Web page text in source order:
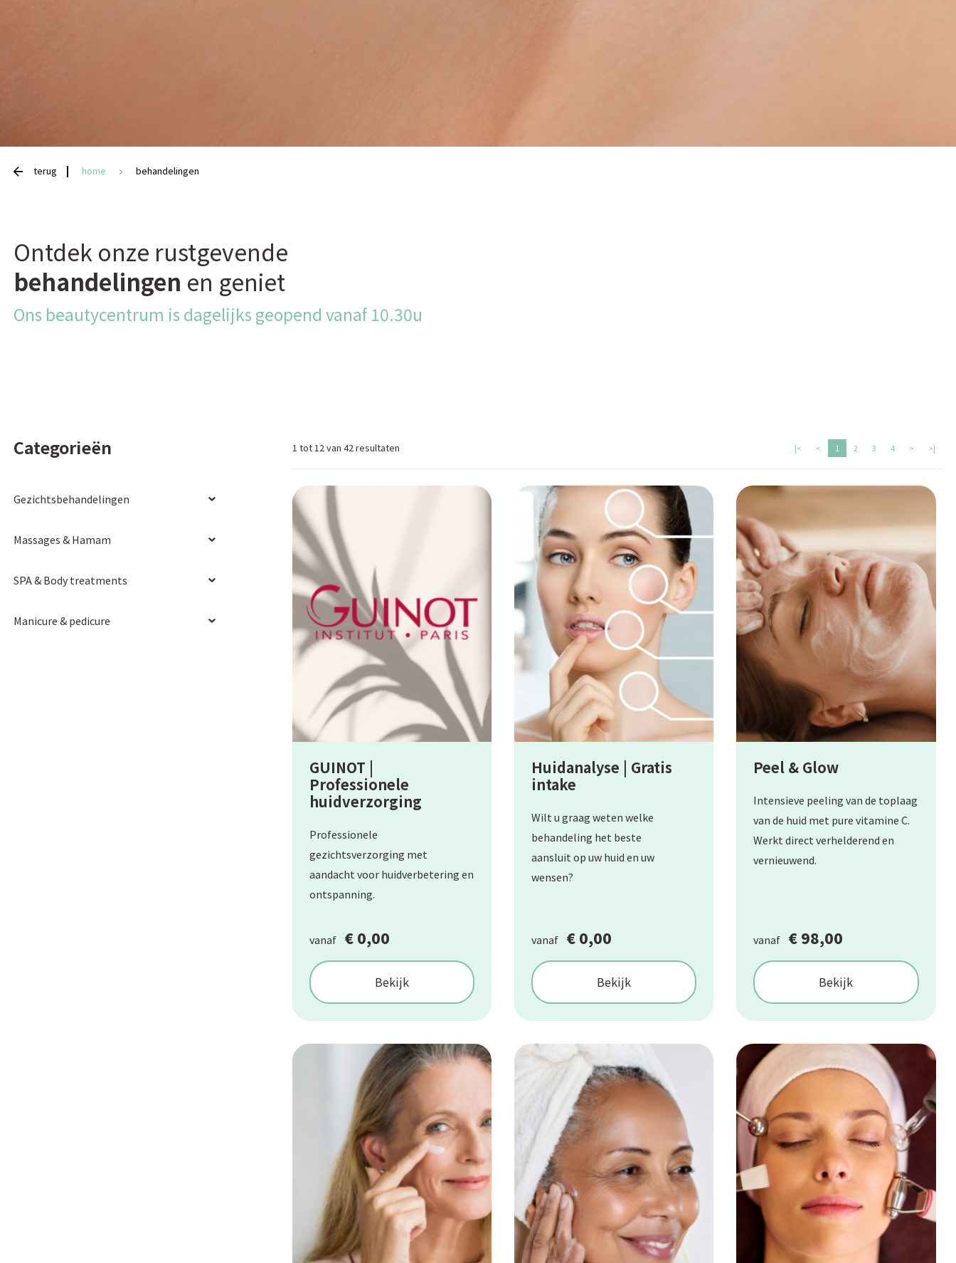
terug home behandelingen
Ontdek onze rustgevende
behandelingen en geniet
Ons beautycentrum is dagelijks geopend vanaf 10.30u
Categorieën
Gezichtsbehandelingen
Massages & Hamam
SPA & Body treatments
Manicure & pedicure
1 tot 12 van 42 resultaten |< < 1 2 3 4 > >|
GUINOT |
Professionele
huidverzorging
Professionele
gezichtsverzorging met
aandacht voor huidverbetering en
ontspanning.
vanaf € 0,00
Bekijk
Huidanalyse | Gratis
intake
Wilt u graag weten welke
behandeling het beste
aansluit op uw huid en uw
wensen?
vanaf € 0,00
Bekijk
Peel & Glow
Intensieve peeling van de toplaag
van de huid met pure vitamine C.
Werkt direct verhelderend en
vernieuwend.
vanaf € 98,00
Bekijk